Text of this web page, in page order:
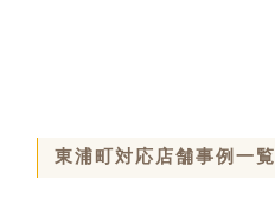
東浦町対応店舗事例一覧